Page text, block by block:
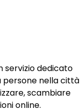
servizio dedicato
persone nella città
scambiare
online.